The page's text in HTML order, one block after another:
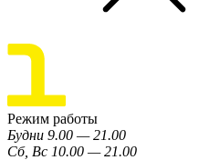
Режим работы
Будни 9.00 — 21.00
Сб, Вс 10.00 — 21.00